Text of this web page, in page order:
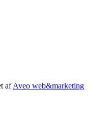
afAveo web&marketing